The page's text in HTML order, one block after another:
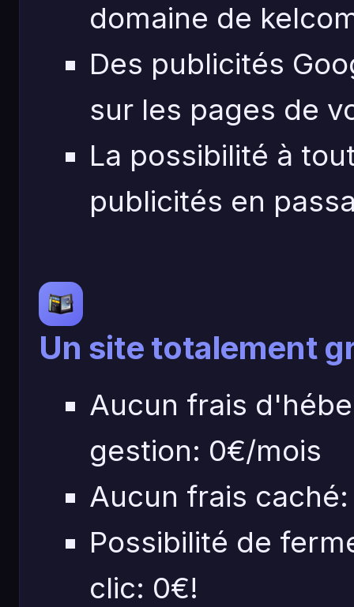
domaine de
Des publicités
sur les pages de
La possibilité à
publicités en
Un site totalement
Aucun frais
gestion: 0€/mois
Aucun frais
Possibilité de
clic: 0€!